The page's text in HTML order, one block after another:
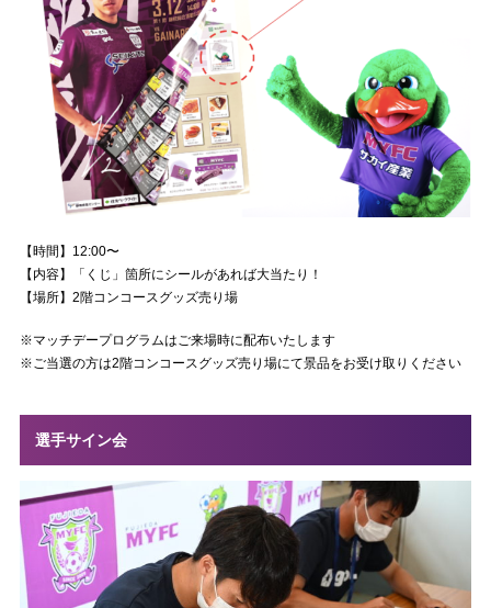
【時間】12:00〜
【内容】「くじ」箇所にシールがあれば大当たり！
【場所】2階コンコースグッズ売り場
※マッチデープログラムはご来場時に配布いたします
※ご当選の方は2階コンコースグッズ売り場にて景品をお受け取りください
選手サイン会